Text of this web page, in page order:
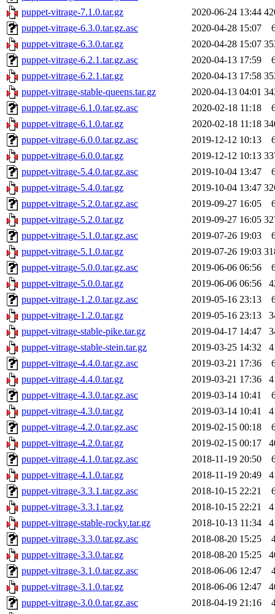
puppet-vitrage-7.1.0.tar.gz
2020-06-24 13:44
puppet-vitrage-6.3.0.tar.gz.asc
2020-04-28 15:07
puppet-vitrage-6.3.0.tar.gz
2020-04-28 15:07
puppet-vitrage-6.2.1.tar.gz.asc
2020-04-13 17:59
puppet-vitrage-6.2.1.tar.gz
2020-04-13 17:58
puppet-vitrage-stable-queens.tar.gz
2020-04-13 04:01
puppet-vitrage-6.1.0.tar.gz.asc
2020-02-18 11:18
puppet-vitrage-6.1.0.tar.gz
2020-02-18 11:18
puppet-vitrage-6.0.0.tar.gz.asc
2019-12-12 10:13
puppet-vitrage-6.0.0.tar.gz
2019-12-12 10:13
puppet-vitrage-5.4.0.tar.gz.asc
2019-10-04 13:47
puppet-vitrage-5.4.0.tar.gz
2019-10-04 13:47
puppet-vitrage-5.2.0.tar.gz.asc
2019-09-27 16:05
puppet-vitrage-5.2.0.tar.gz
2019-09-27 16:05
puppet-vitrage-5.1.0.tar.gz.asc
2019-07-26 19:03
puppet-vitrage-5.1.0.tar.gz
2019-07-26 19:03
puppet-vitrage-5.0.0.tar.gz.asc
2019-06-06 06:56
puppet-vitrage-5.0.0.tar.gz
2019-06-06 06:56
puppet-vitrage-1.2.0.tar.gz.asc
2019-05-16 23:13
puppet-vitrage-1.2.0.tar.gz
2019-05-16 23:13
puppet-vitrage-stable-pike.tar.gz
2019-04-17 14:47
puppet-vitrage-stable-stein.tar.gz
2019-03-25 14:32
puppet-vitrage-4.4.0.tar.gz.asc
2019-03-21 17:36
puppet-vitrage-4.4.0.tar.gz
2019-03-21 17:36
puppet-vitrage-4.3.0.tar.gz.asc
2019-03-14 10:41
puppet-vitrage-4.3.0.tar.gz
2019-03-14 10:41
puppet-vitrage-4.2.0.tar.gz.asc
2019-02-15 00:18
puppet-vitrage-4.2.0.tar.gz
2019-02-15 00:17
puppet-vitrage-4.1.0.tar.gz.asc
2018-11-19 20:50
puppet-vitrage-4.1.0.tar.gz
2018-11-19 20:49
puppet-vitrage-3.3.1.tar.gz.asc
2018-10-15 22:21
puppet-vitrage-3.3.1.tar.gz
2018-10-15 22:21
puppet-vitrage-stable-rocky.tar.gz
2018-10-13 11:34
puppet-vitrage-3.3.0.tar.gz.asc
2018-08-20 15:25
puppet-vitrage-3.3.0.tar.gz
2018-08-20 15:25
puppet-vitrage-3.1.0.tar.gz.asc
2018-06-06 12:47
puppet-vitrage-3.1.0.tar.gz
2018-06-06 12:47
puppet-vitrage-3.0.0.tar.gz.asc
2018-04-19 21:16